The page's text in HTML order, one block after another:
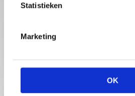
Statistieken
Marketing
OK
Babystraatje.nl is een uniek platform
jonge moeders. Een online